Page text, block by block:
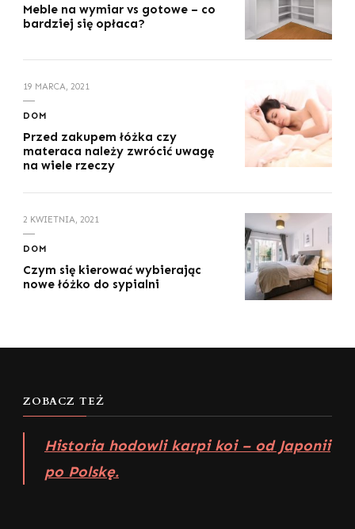
Meble na wymiar vs gotowe – co
bardziej się opłaca?
19 MARCA, 2021
DOM
Przed zakupem łóżka czy
materaca należy zwrócić uwagę
na wiele rzeczy
2 KWIETNIA, 2021
DOM
Czym się kierować wybierając
nowe łóżko do sypialni
ZOBACZ TEŻ
Historia hodowli karpi koi – od Japonii
po Polskę.